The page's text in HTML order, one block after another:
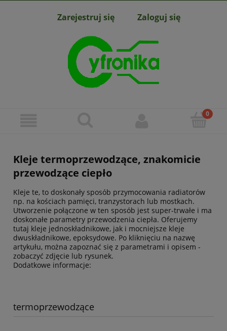
Zarejestruj się Zaloguj się
Kleje termoprzewodzące, znakomicie
przewodzące ciepło
Kleje te, to doskonały sposób przymocowania radiatorów
np. na kościach pamięci, tranzystorach lub mostkach.
Utworzenie połączone w ten sposób jest super-trwałe i ma
doskonałe parametry przewodzenia ciepła. Oferujemy
tutaj kleje jednoskładnikowe, jak i mocniejsze kleje
dwuskładnikowe, epoksydowe. Po kliknięciu na nazwę
artykułu, można zapoznać się z parametrami i opisem -
zobaczyć zdjęcie lub rysunek.
Dodatkowe informacje:
termoprzewodzące